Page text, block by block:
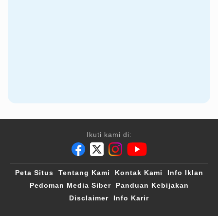
Ikuti kami di:
Peta Situs Tentang Kami Kontak Kami
Info Iklan
Pedoman Media Siber
Panduan Kebijakan
Disclaimer
Info Karir